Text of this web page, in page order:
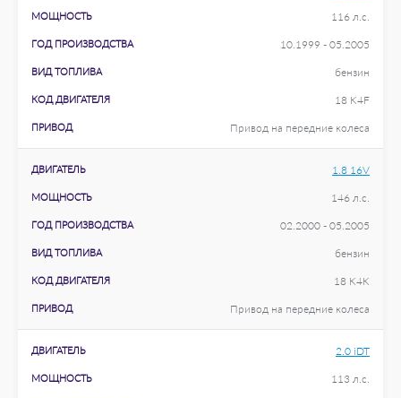
МОЩНОСТЬ 116 л.с.
ГОД ПРОИЗВОДСТВА 10.1999 - 05.2005
ВИД ТОПЛИВА бензин
КОД ДВИГАТЕЛЯ 18 K4F
ПРИВОД Привод на передние колеса
ДВИГАТЕЛЬ 1.8 16V
МОЩНОСТЬ 146 л.с.
ГОД ПРОИЗВОДСТВА 02.2000 - 05.2005
ВИД ТОПЛИВА бензин
КОД ДВИГАТЕЛЯ 18 K4K
ПРИВОД Привод на передние колеса
ДВИГАТЕЛЬ 2.0 iDT
МОЩНОСТЬ 113 л.с.